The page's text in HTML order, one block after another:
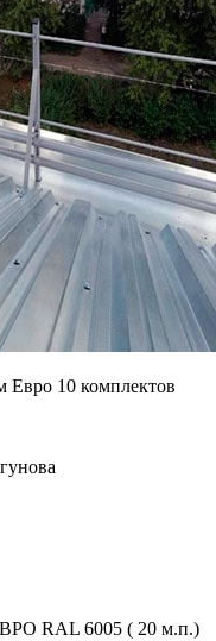
Евро 10 комплектов
RAL 6005 ( 20 м.п.)